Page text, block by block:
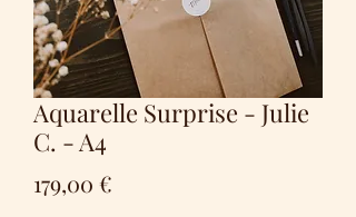
Aquarelle Surprise - Julie
C. - A4
179,00 €